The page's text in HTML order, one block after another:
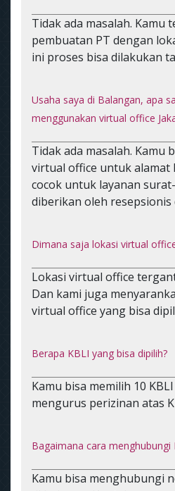
Tidak ada masalah. Kamu
pembuatan PT dengan
ini proses bisa dilakukan
Usaha saya di Balangan, apa
menggunakan virtual office
Tidak ada masalah. Kamu
virtual office untuk alamat
cocok untuk layanan
diberikan oleh
Dimana saja lokasi virtual
Lokasi virtual office
Dan kami juga
virtual office yang bisa
Berapa KBLI yang bisa dipilih?
Kamu bisa memilih 10
mengurus perizinan atas
Bagaimana cara menghubungi
Kamu bisa menghubungi